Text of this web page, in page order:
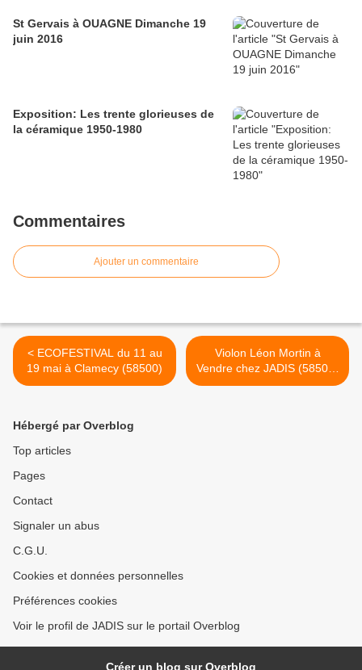
St Gervais à OUAGNE Dimanche 19
juin 2016
Exposition: Les trente glorieuses de
la céramique 1950-1980
Commentaires
Ajouter un commentaire
< ECOFESTIVAL du 11 au
19 mai à Clamecy (58500)
Violon Léon Mortin à
Vendre chez JADIS (58500)
>
Hébergé par Overblog
Top articles
Pages
Contact
Signaler un abus
C.G.U.
Cookies et données personnelles
Préférences cookies
Voir le profil de JADIS sur le portail Overblog
Créer un blog sur Overblog